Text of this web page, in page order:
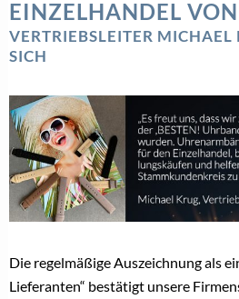
EINZELHANDEL
VERTRIEBSLEITER
SICH
Die regelmäßige Auszeichnung als
Lieferanten“ bestätigt unsere